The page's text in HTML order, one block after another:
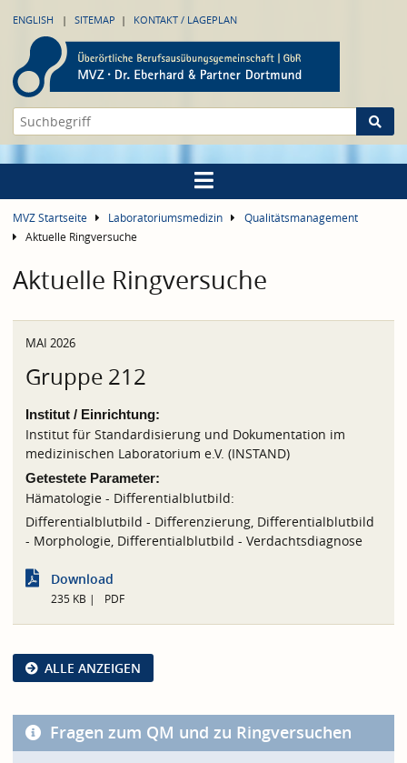
ENGLISH SITEMAP KONTAKT / LAGEPLAN
MVZ Startseite Laboratoriumsmedizin
Qualitätsmanagement
Aktuelle Ringversuche
Aktuelle Ringversuche
MAI 2026
Gruppe 212
Institut / Einrichtung:
Institut für Standardisierung und Dokumentation im
medizinischen Laboratorium e.V. (INSTAND)
Getestete Parameter:
Hämatologie - Differentialblutbild:
Differentialblutbild - Differenzierung, Differentialblutbild
- Morphologie, Differentialblutbild - Verdachtsdiagnose
Download
235 KB PDF
ALLE ANZEIGEN
Fragen zum QM und zu Ringversuchen